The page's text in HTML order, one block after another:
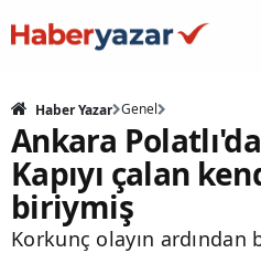
Haber Yazar Genel
Ankara
Kapıyı çalan
biriymiş
Korkunç olayın ardından